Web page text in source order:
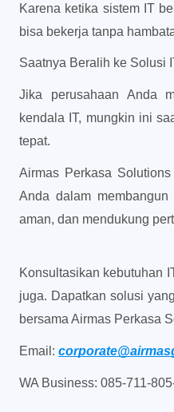
Karena ketika sistem IT
bisa bekerja tanpa
Saatnya Beralih ke Solusi
Jika perusahaan Anda
kendala IT, mungkin ini
tepat.
Airmas Perkasa
Anda dalam
aman, dan mendukung
Konsultasikan kebutuhan
juga. Dapatkan solusi
bersama Airmas Perkasa
Email:
WA Business: 085-711-